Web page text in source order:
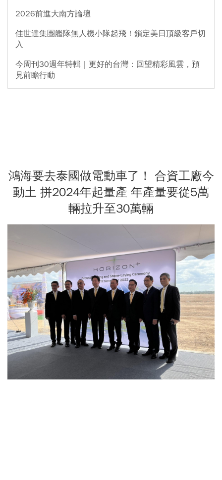
2026前進大南方論壇
佳世達集團艦隊無人機小隊起飛！鎖定美日頂級客戶切
入
今周刊30週年特輯｜更好的台灣：回望精彩風雲，預
見前瞻行動
鴻海要去泰國做電動車了！ 合資工廠今
動土 拼2024年起量產 年產量要從5萬
輛拉升至30萬輛